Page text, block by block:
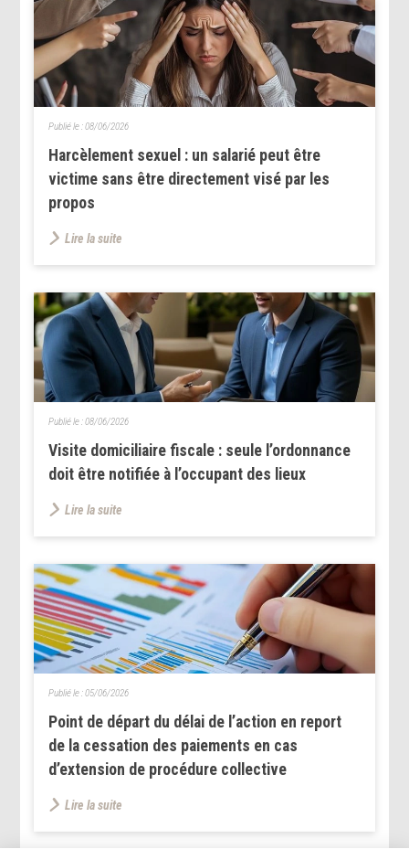
Harcèlement sexuel : un salarié peut être
victime sans être directement visé par les
propos
Publié le :08/06/2026
Lire la suite
Visite domiciliaire fiscale : seule l’ordonnance
doit être notifiée à l’occupant des lieux
Publié le :08/06/2026
Lire la suite
Point de départ du délai de l’action en report
de la cessation des paiements en cas
d’extension de procédure collective
Publié le :05/06/2026
Lire la suite